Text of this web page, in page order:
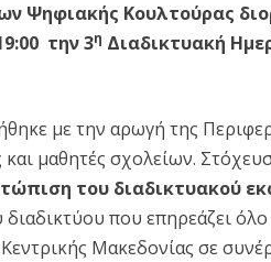
Ψηφιακής Κουλτούρας
την 3η Διαδικτυακή
με την αρωγή της
και μαθητές σχολείων.
του διαδικτυακού
που επηρεάζει
Μακεδονίας σε